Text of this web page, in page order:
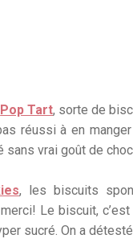
Pop Tart, sorte de
réussi à en
vrai goût de
, les biscuits
Le biscuit,
sucré. On a